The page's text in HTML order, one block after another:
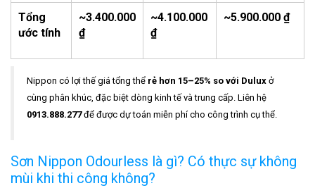
Tổng
ước tính
~3.400.000
₫
~4.100.000
₫
~5.900.000 ₫
Nippon có lợi thế giá tổng thể rẻ hơn 15–25% so với Dulux ở
cùng phân khúc, đặc biệt dòng kinh tế và trung cấp. Liên hệ
0913.888.277để được dự toán miễn phí cho công trình cụ thể.
Sơn Nippon Odourless là gì? Có thực sự không
mùi khi thi công không?